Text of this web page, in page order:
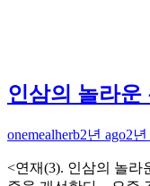
인삼의 놀라운
onemealherb2년 ago2년
<연재(3). 인삼의 놀